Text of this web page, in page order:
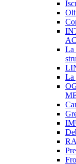
La
La